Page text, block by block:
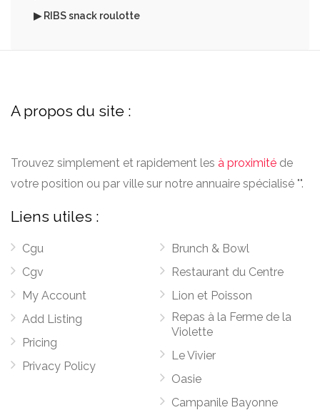
▶ RIBS snack roulotte
A propos du site :
Trouvez simplement et rapidement les à proximité de
votre position ou par ville sur notre annuaire spécialisé "".
Liens utiles :
Cgu
Cgv
My Account
Add Listing
Pricing
Privacy Policy
Brunch & Bowl
Restaurant du Centre
Lion et Poisson
Repas à la Ferme de la
Violette
Le Vivier
Oasie
Campanile Bayonne